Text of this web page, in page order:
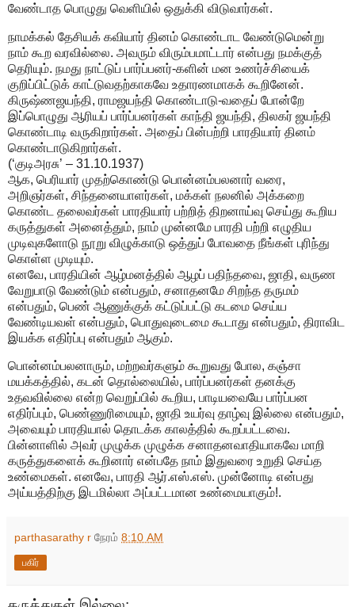
வேண்டாத பொழுது வெளியில் ஒதுக்கி விடுவார்கள்.
நாமக்கல் தேசியக் கவியார் தினம் கொண்டாட வேண்டுமென்று
நாம் கூற வரவில்லை. அவரும் விரும்பமாட்டார் என்பது நமக்குத்
தெரியும். நமது நாட்டுப் பார்ப்பனர்-களின் மன உணர்ச்சியைக்
குறிப்பிட்டுக் காட்டுவதற்காகவே உதாரணமாகக் கூறினேன்.
கிருஷ்ணஜயந்தி, ராமஜயந்தி கொண்டாடு-வதைப் போன்றே
இப்பொழுது ஆரியப் பார்ப்பனர்கள் காந்தி ஜயந்தி, திலகர் ஜயந்தி
கொண்டாடி வருகிறார்கள். அதைப் பின்பற்றி பாரதியார் தினம்
கொண்டாடுகிறார்கள்.
(‘குடிஅரசு’ – 31.10.1937)
ஆக, பெரியார் முதற்கொண்டு பொன்னம்பலனார் வரை,
அறிஞர்கள், சிந்தனையாளர்கள், மக்கள் நலனில் அக்கறை
கொண்ட தலைவர்கள் பாரதியார் பற்றித் திறனாய்வு செய்து கூறிய
கருத்துகள் அனைத்தும், நாம் முன்னமே பாரதி பற்றி எழுதிய
முடிவுகளோடு நூறு விழுக்காடு ஒத்துப் போவதை நீங்கள் புரிந்து
கொள்ள முடியும்.
எனவே, பாரதியின் ஆழ்மனத்தில் ஆழப் பதிந்தவை, ஜாதி, வருண
வேறுபாடு வேண்டும் என்பதும், சனாதனமே சிறந்த தருமம்
என்பதும், பெண் ஆணுக்குக் கட்டுப்பட்டு கடமை செய்ய
வேண்டியவள் என்பதும், பொதுவுடைமை கூடாது என்பதும், திராவிட
இயக்க எதிர்ப்பு என்பதும் ஆகும்.
பொன்னம்பலனாரும், மற்றவர்களும் கூறுவது போல, கஞ்சா
மயக்கத்தில், கடன் தொல்லையில், பார்ப்பனர்கள் தனக்கு
உதவவில்லை என்ற வெறுப்பில் கூறிய, பாடியவையே பார்ப்பன
எதிர்ப்பும், பெண்ணுரிமையும், ஜாதி உயர்வு தாழ்வு இல்லை என்பதும்,
அவையும் பாரதியால் தொடக்க காலத்தில் கூறப்பட்டவை.
பின்னாளில் அவர் முழுக்க முழுக்க சனாதனவாதியாகவே மாறி
கருத்துகளைக் கூறினார் என்பதே நாம் இதுவரை உறுதி செய்த
உண்மைகள். எனவே, பாரதி ஆர்.எஸ்.எஸ். முன்னோடி என்பது
அய்யத்திற்கு இடமில்லா அப்பட்டமான உண்மையாகும்!.
parthasarathy r நேரம் 8:10 AM
பகிர்